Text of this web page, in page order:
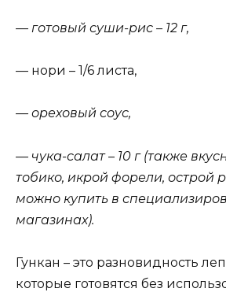
— готовый суши-рис – 12 г,
— нори – 1/6 листа,
— ореховый соус,
— чука-салат – 10 г (также
тобико, икрой форели, острой
можно купить в
магазинах).
Гункан – это разновидность
которые готовятся без